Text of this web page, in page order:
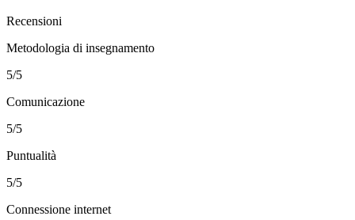
Recensioni
Metodologia di insegnamento
5/5
Comunicazione
5/5
Puntualità
5/5
Connessione internet